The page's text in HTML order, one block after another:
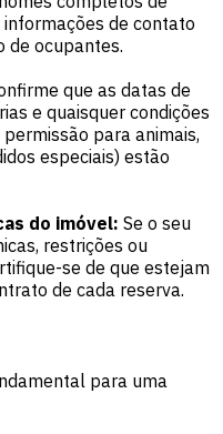
de contato
de ocupantes.
que as datas de
e quaisquer condições
para animais,
especiais) estão
do imóvel: Se o seu
restrições ou
se de que estejam
de cada reserva.
para uma